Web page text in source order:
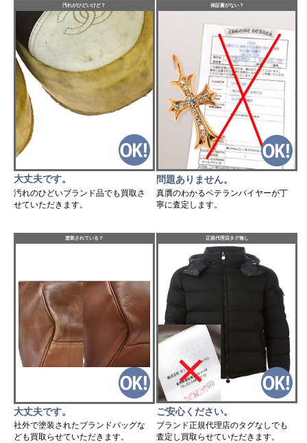
汚れがひどいけど？
大丈夫です。
汚れのひどいブランド品でも買取さ
せていただきます。
保証書がない？
問題ありません。
真贋のわかるベテランバイヤーが丁
寧に査定します。
塗装されている？
大丈夫です。
社外で塗装されたブランドバッグな
ども買取らせていただきます。
正規代理店タグ無し
ご安心ください。
ブランド正規代理店のタグなしでも
査定し買取らせていただきます。